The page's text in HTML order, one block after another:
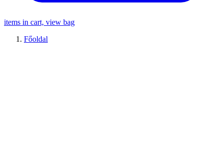
items in cart, view bag
Főoldal